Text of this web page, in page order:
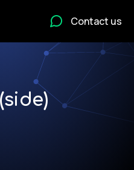
Contact us